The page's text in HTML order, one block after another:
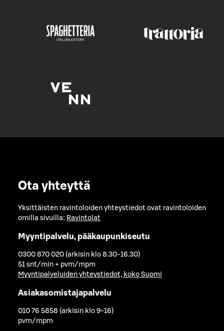
Ota yhteyttä
Yksittäisten ravintoloiden yhteystiedot ovat ravintoloiden
omilla sivuilla: Ravintolat
Myyntipalvelu, pääkaupunkiseutu
0300 870 020 (arkisin klo 8.30-16.30)
51 snt/min + pvm/mpm
Myyntipalveluiden yhteystiedot, koko Suomi
Asiakasomistajapalvelu
010 76 5858 (arkisin klo 9-16)
pvm/mpm